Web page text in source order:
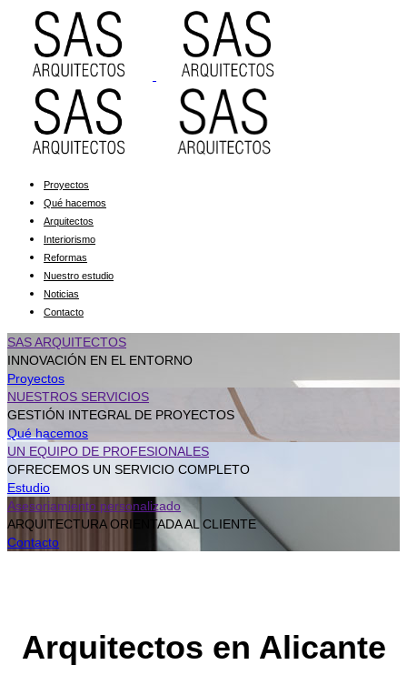
Proyectos
Qué hacemos
Arquitectos
Interiorismo
Reformas
Nuestro estudio
Noticias
Contacto
SAS ARQUITECTOS
INNOVACIÓN EN EL ENTORNO
Proyectos
NUESTROS SERVICIOS
GESTIÓN INTEGRAL DE PROYECTOS
Qué hacemos
UN EQUIPO DE PROFESIONALES
OFRECEMOS UN SERVICIO COMPLETO
Estudio
Asesoriamiento personalizado
ARQUITECTURA ORIENTADA AL CLIENTE
Contacto
Arquitectos en Alicante